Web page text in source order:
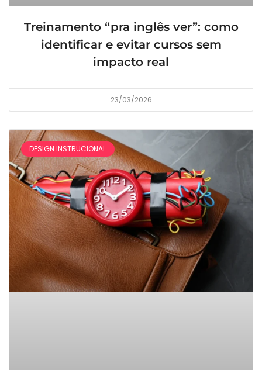
Treinamento “pra inglês ver”: como
identificar e evitar cursos sem
impacto real
23/03/2026
DESIGN INSTRUCIONAL